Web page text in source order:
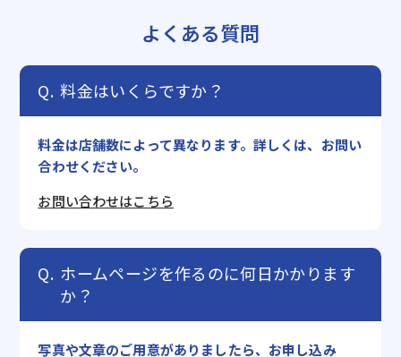
よくある質問
料金はいくらですか？
料金は店舗数によって異なります。詳しくは、お問い
合わせください。
お問い合わせはこちら
ホームページを作るのに何日かかります
か？
写真や文章のご用意がありましたら、お申し込み